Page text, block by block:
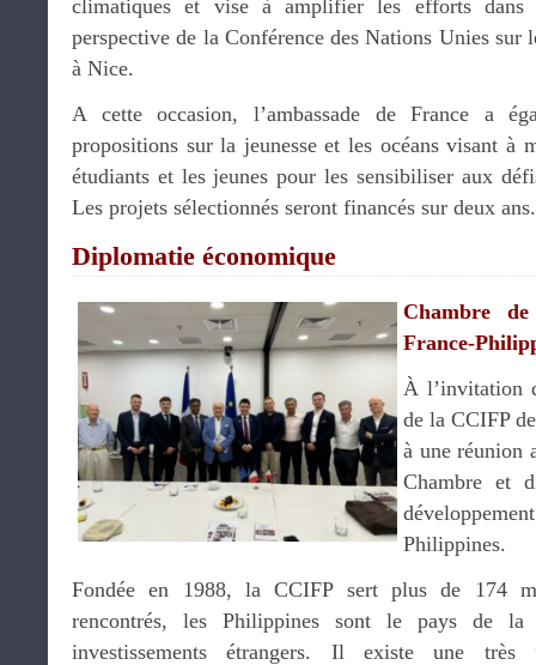
climatiques et vise à amplifier les efforts dans
perspective de la Conférence des Nations Unies sur
à Nice.
A cette occasion, l’ambassade de France a
propositions sur la jeunesse et les océans visant à
étudiants et les jeunes pour les sensibiliser aux
Les projets sélectionnés seront financés sur deux ans.
Diplomatie économique
Chambre
France-
À l’invitation
de la CCIFP
à une réunion
Chambre et
Philippines.
Fondée en 1988, la CCIFP sert plus de 174
rencontrés, les Philippines sont le pays de
investissements étrangers. Il existe une